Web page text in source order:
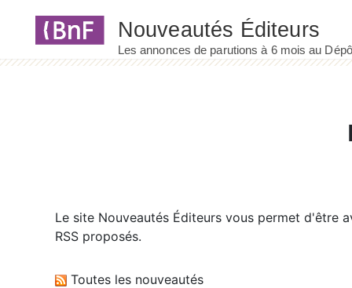
Le site Nouveautés Éditeurs vous permet d'être
RSS proposés.
Toutes les nouveautés